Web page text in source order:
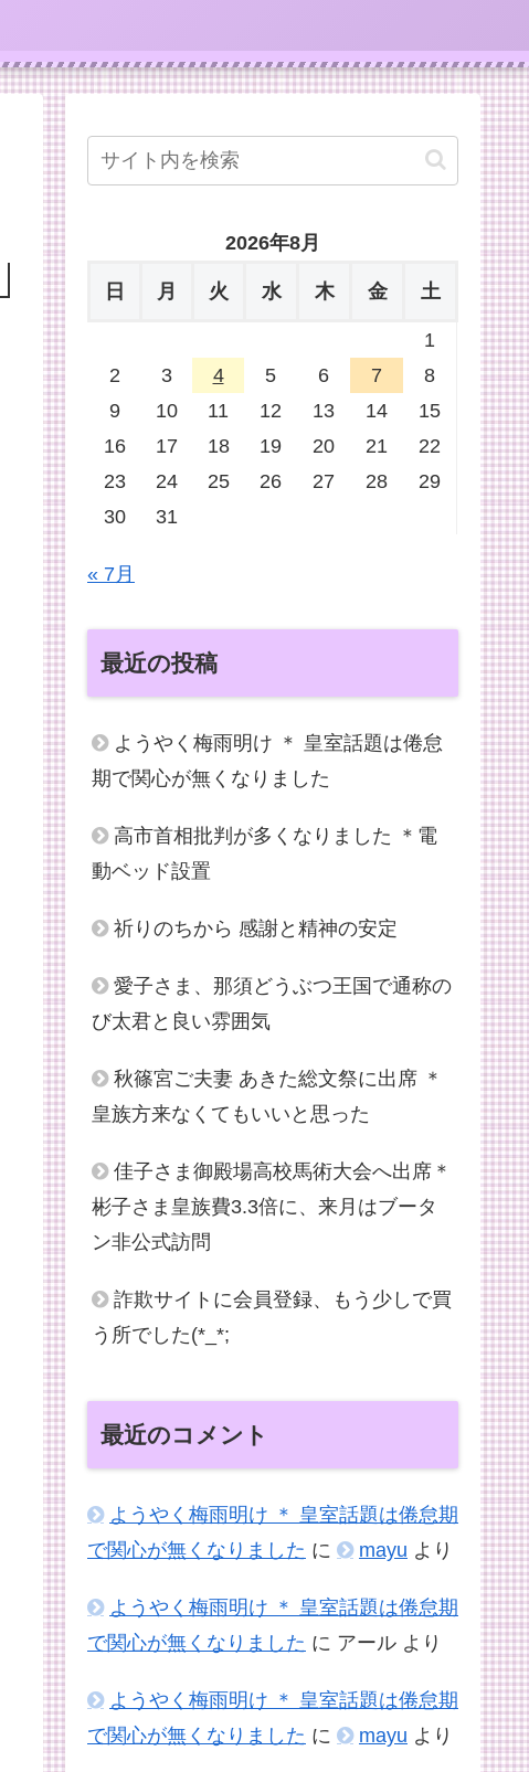
2026年8月
日 月 火 水 木 金 土
1
2
3 4 5 6 7
8
9
10 11 12 13 14
15
16
17 18 19 20 21
22
23
24 25 26 27 28
29
30
31
« 7月
最近の投稿
ようやく梅雨明け ＊ 皇室話題は倦怠
期で関心が無くなりました
高市首相批判が多くなりました ＊電
動ベッド設置
祈りのちから 感謝と精神の安定
愛子さま、那須どうぶつ王国で通称の
び太君と良い雰囲気
秋篠宮ご夫妻 あきた総文祭に出席 ＊
皇族方来なくてもいいと思った
佳子さま御殿場高校馬術大会へ出席＊
彬子さま皇族費3.3倍に、来月はブータ
ン非公式訪問
詐欺サイトに会員登録、もう少しで買
う所でした(*_*;
最近のコメント
ようやく梅雨明け ＊ 皇室話題は倦怠期
で関心が無くなりました に mayu より
ようやく梅雨明け ＊ 皇室話題は倦怠期
で関心が無くなりました に アール より
ようやく梅雨明け ＊ 皇室話題は倦怠期
で関心が無くなりました に mayu より